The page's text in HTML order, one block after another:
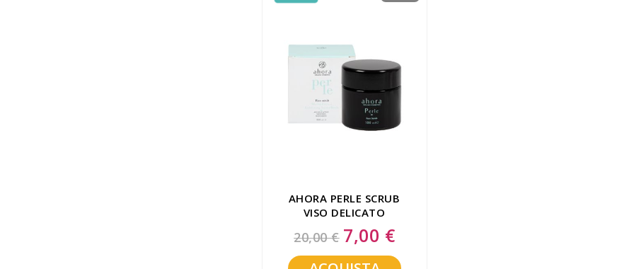
AHORA PERLE SCRUB
VISO DELICATO
PURIFICANTE 100 ML
20,00 € Special
Price
7,00 €